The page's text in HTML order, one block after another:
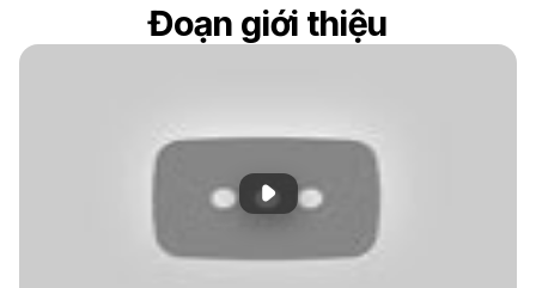
Đoạn giới thiệu
Phát đoạn giới thiệu